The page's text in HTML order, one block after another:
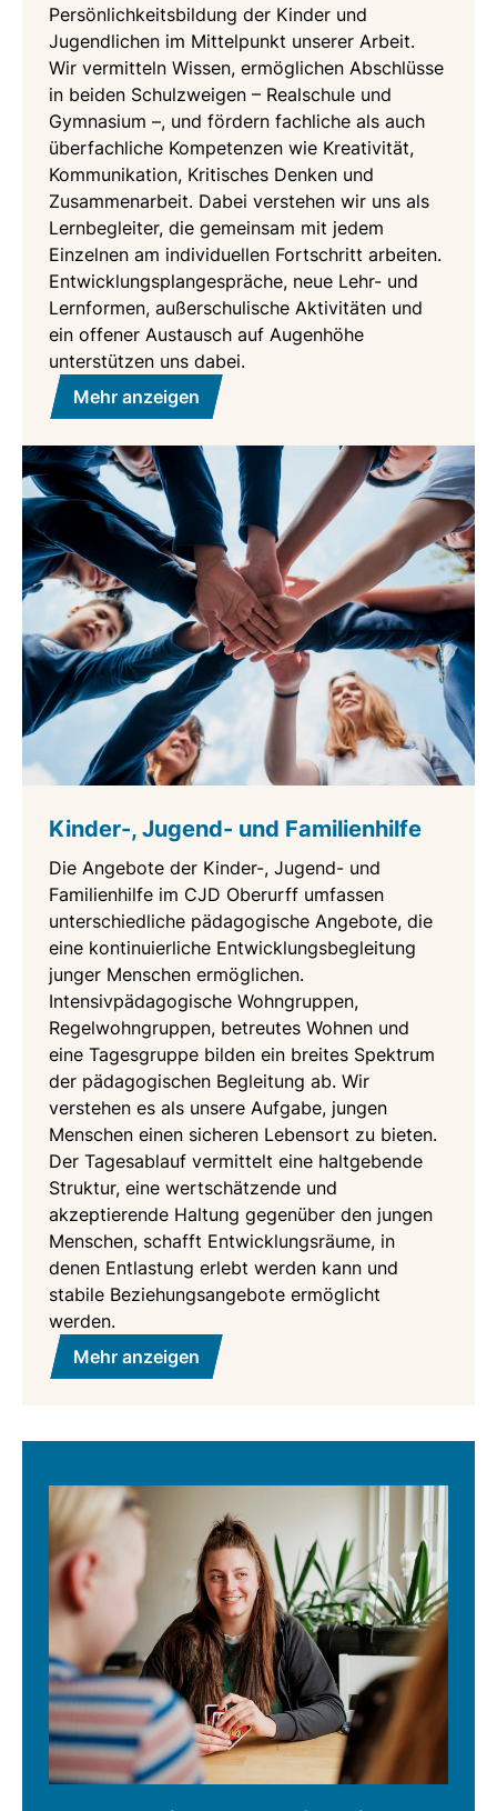
Persönlichkeitsbildung der Kinder und
Jugendlichen im Mittelpunkt unserer Arbeit.
Wir vermitteln Wissen, ermöglichen Abschlüsse
in beiden Schulzweigen – Realschule und
Gymnasium –, und fördern fachliche als auch
überfachliche Kompetenzen wie Kreativität,
Kommunikation, Kritisches Denken und
Zusammenarbeit. Dabei verstehen wir uns als
Lernbegleiter, die gemeinsam mit jedem
Einzelnen am individuellen Fortschritt arbeiten.
Entwicklungsplangespräche, neue Lehr- und
Lernformen, außerschulische Aktivitäten und
ein offener Austausch auf Augenhöhe
unterstützen uns dabei.
Mehr anzeigen
Kinder-, Jugend- und Familienhilfe
Die Angebote der Kinder-, Jugend- und
Familienhilfe im CJD Oberurff umfassen
unterschiedliche pädagogische Angebote, die
eine kontinuierliche Entwicklungsbegleitung
junger Menschen ermöglichen.
Intensivpädagogische Wohngruppen,
Regelwohngruppen, betreutes Wohnen und
eine Tagesgruppe bilden ein breites Spektrum
der pädagogischen Begleitung ab. Wir
verstehen es als unsere Aufgabe, jungen
Menschen einen sicheren Lebensort zu bieten.
Der Tagesablauf vermittelt eine haltgebende
Struktur, eine wertschätzende und
akzeptierende Haltung gegenüber den jungen
Menschen, schafft Entwicklungsräume, in
denen Entlastung erlebt werden kann und
stabile Beziehungsangebote ermöglicht
werden.
Mehr anzeigen